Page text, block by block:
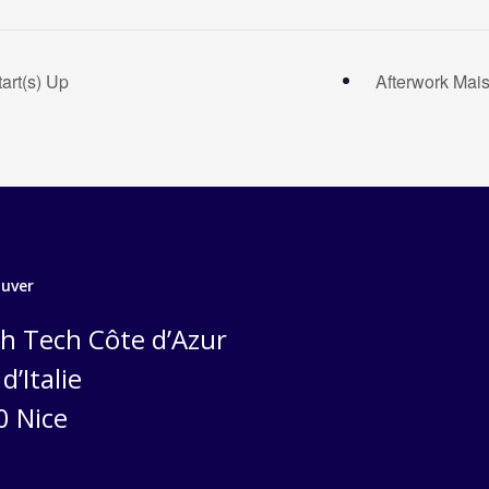
Up Afterwork
Tech Côte d’Azur
Nice